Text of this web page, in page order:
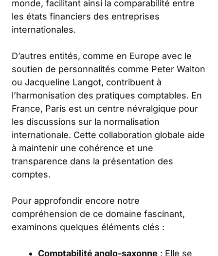
monde, facilitant ainsi la comparabilité entre
les états financiers des entreprises
internationales.
D’autres entités, comme en Europe avec le
soutien de personnalités comme Peter Walton
ou Jacqueline Langot, contribuent à
l’harmonisation des pratiques comptables. En
France, Paris est un centre névralgique pour
les discussions sur la normalisation
internationale. Cette collaboration globale aide
à maintenir une cohérence et une
transparence dans la présentation des
comptes.
Pour approfondir encore notre
compréhension de ce domaine fascinant,
examinons quelques éléments clés :
Comptabilité anglo-saxonne : Elle se